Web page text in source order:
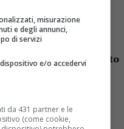
locale.
la bambina ha superato
l’equilibrio
ha reso necessario un
delicato.
cure alla piccola
misurazione
e degli annunci,
di servizi
e/o accedervi
da 431 partner e le
(come cookie,